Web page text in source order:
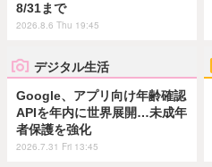
8/31まで
2026.8.6 Thu 19:45
デジタル生活
Google、アプリ向け年齢確認
APIを年内に世界展開…未成年
者保護を強化
2026.7.31 Fri 13:45